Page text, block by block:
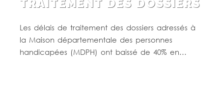
TRAITEMENT DES DOSSIERS
Les délais de traitement des dossiers adressés à
la Maison départementale des personnes
handicapées (MDPH) ont baissé de 40% en…